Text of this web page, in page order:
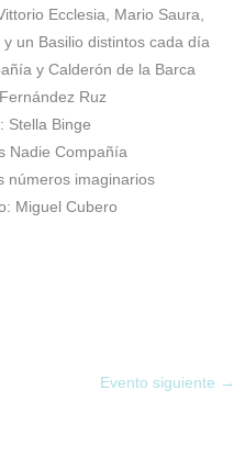
Ecclesia, Mario Saura,
un Basilio distintos cada día
y Calderón de la Barca
Ruz
Stella Binge
Nadie Compañía
números imaginarios
Miguel Cubero
Evento siguiente →